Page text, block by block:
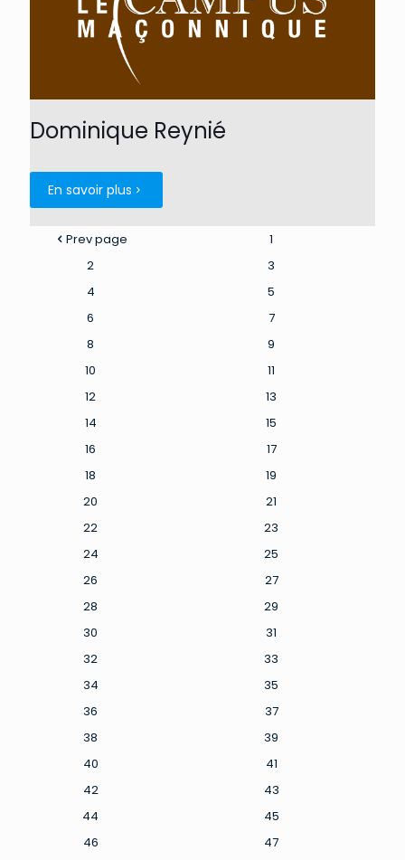
Dominique Reynié
En savoir plus
Prev page
1
2
3
4
5
6
7
8
9
10
11
12
13
14
15
16
17
18
19
20
21
22
23
24
25
26
27
28
29
30
31
32
33
34
35
36
37
38
39
40
41
42
43
44
45
46
47